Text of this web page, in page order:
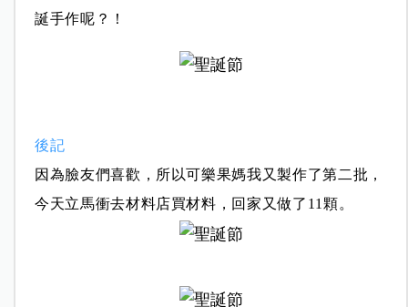
誕手作呢？！
後記
因為臉友們喜歡，所以可樂果媽我又製作了第二批，
今天立馬衝去材料店買材料，回家又做了11顆。